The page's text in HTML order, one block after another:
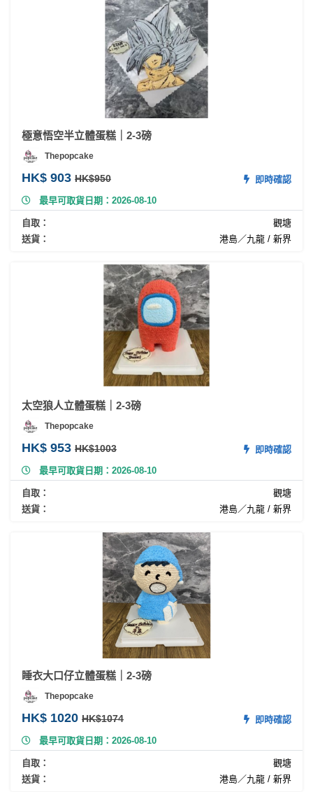
極意悟空半立體蛋糕｜2-3磅
Thepopcake
HK$ 903 HK$950
即時確認
最早可取貨日期：2026-08-10
自取：
觀塘
送貨：
港島／九龍 / 新界
太空狼人立體蛋糕｜2-3磅
Thepopcake
HK$ 953 HK$1003
即時確認
最早可取貨日期：2026-08-10
自取：
觀塘
送貨：
港島／九龍 / 新界
睡衣大口仔立體蛋糕｜2-3磅
Thepopcake
HK$ 1020 HK$1074
即時確認
最早可取貨日期：2026-08-10
自取：
觀塘
送貨：
港島／九龍 / 新界